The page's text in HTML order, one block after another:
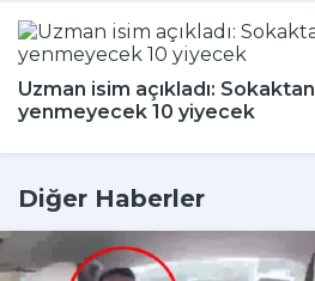
Uzman isim açıkladı: Sokaktan
yenmeyecek 10 yiyecek
Diğer Haberler